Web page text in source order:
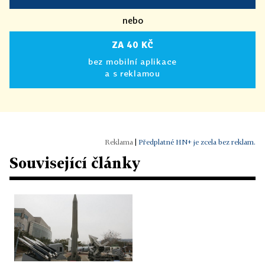
nebo
ZA 40 KČ
bez mobilní aplikace
a s reklamou
Předplatné HN+ je zcela bez reklam.
Související články